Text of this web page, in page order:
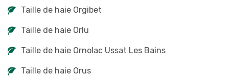
Taille de haie Orgibet
Taille de haie Orlu
Taille de haie Ornolac Ussat Les Bains
Taille de haie Orus